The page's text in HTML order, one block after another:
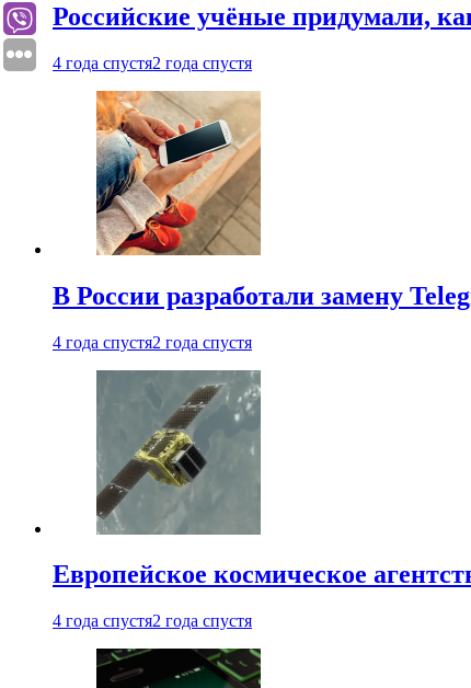
Российские учёные придумали,
4 года спустя2 года спустя
В России разработали замену
4 года спустя2 года спустя
Европейское космическое
4 года спустя2 года спустя